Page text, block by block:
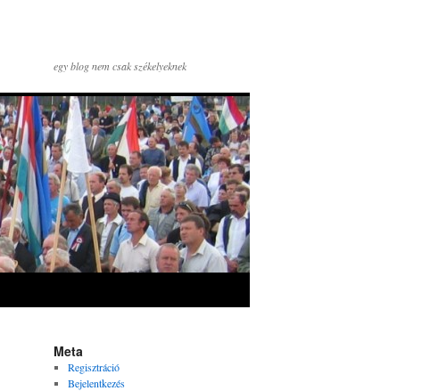
egy blog nem csak székelyeknek
Meta
Regisztráció
Bejelentkezés